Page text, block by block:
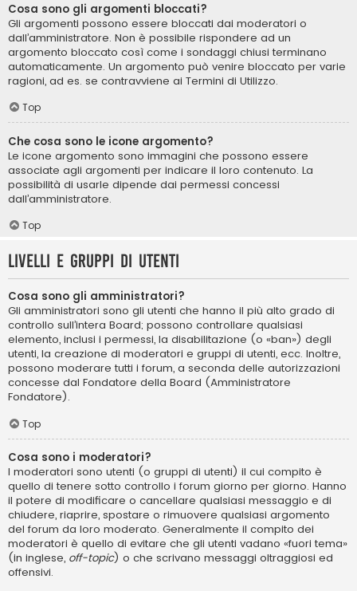
Cosa sono gli argomenti bloccati?
Gli argomenti possono essere bloccati dai moderatori o
dall’amministratore. Non è possibile rispondere ad un
argomento bloccato così come i sondaggi chiusi terminano
automaticamente. Un argomento può venire bloccato per varie
ragioni, ad es. se contravviene ai Termini di Utilizzo.
Top
Che cosa sono le icone argomento?
Le icone argomento sono immagini che possono essere
associate agli argomenti per indicare il loro contenuto. La
possibilità di usarle dipende dai permessi concessi
dall’amministratore.
Top
Livelli e gruppi di utenti
Cosa sono gli amministratori?
Gli amministratori sono gli utenti che hanno il più alto grado di
controllo sull’intera Board; possono controllare qualsiasi
elemento, inclusi i permessi, la disabilitazione (o «ban») degli
utenti, la creazione di moderatori e gruppi di utenti, ecc. Inoltre,
possono moderare tutti i forum, a seconda delle autorizzazioni
concesse dal Fondatore della Board (Amministratore
Fondatore).
Top
Cosa sono i moderatori?
I moderatori sono utenti (o gruppi di utenti) il cui compito è
quello di tenere sotto controllo i forum giorno per giorno. Hanno
il potere di modificare o cancellare qualsiasi messaggio e di
chiudere, riaprire, spostare o rimuovere qualsiasi argomento
del forum da loro moderato. Generalmente il compito dei
moderatori è quello di evitare che gli utenti vadano «fuori tema»
(in inglese, off-topic) o che scrivano messaggi oltraggiosi ed
offensivi.